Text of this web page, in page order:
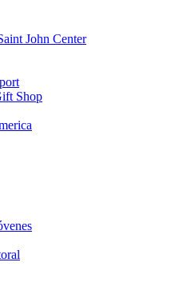
John Center
Shop